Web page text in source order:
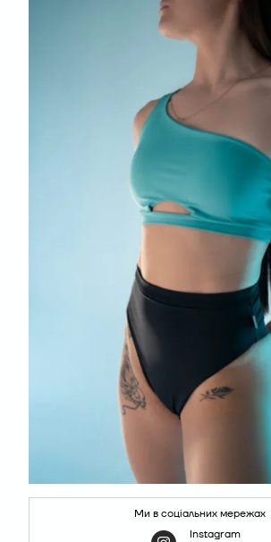
Ми в соціальних мережах
Instagram